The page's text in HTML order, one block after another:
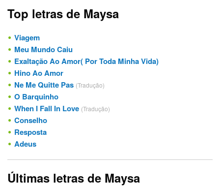
Top letras de Maysa
Viagem
Meu Mundo Caiu
Exaltação Ao Amor( Por Toda Minha Vida)
Hino Ao Amor
Ne Me Quitte Pas (Tradução)
O Barquinho
When I Fall In Love (Tradução)
Conselho
Resposta
Adeus
Últimas letras de Maysa